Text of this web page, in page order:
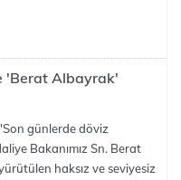
'Berat Albayrak'
günlerde döviz
Bakanımız Sn. Berat
haksız ve seviyesiz